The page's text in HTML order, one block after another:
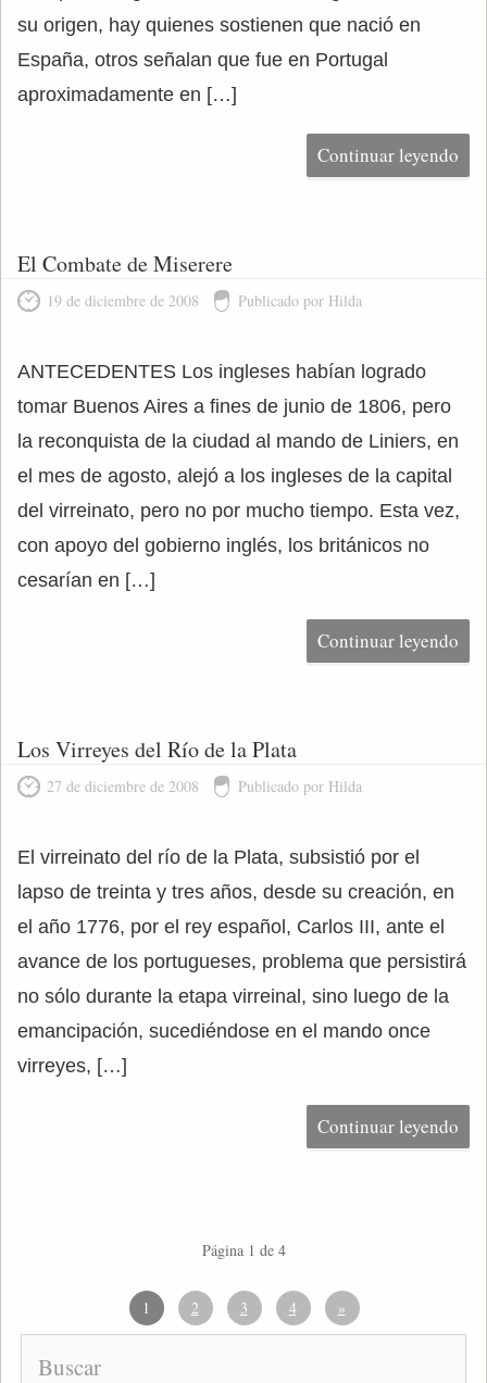
su origen, hay quienes sostienen que nació en
España, otros señalan que fue en Portugal
aproximadamente en […]
Continuar leyendo
El Combate de Miserere
19 de diciembre de 2008 Publicado por Hilda
ANTECEDENTES Los ingleses habían logrado
tomar Buenos Aires a fines de junio de 1806, pero
la reconquista de la ciudad al mando de Liniers, en
el mes de agosto, alejó a los ingleses de la capital
del virreinato, pero no por mucho tiempo. Esta vez,
con apoyo del gobierno inglés, los británicos no
cesarían en […]
Continuar leyendo
Los Virreyes del Río de la Plata
27 de diciembre de 2008 Publicado por Hilda
El virreinato del río de la Plata, subsistió por el
lapso de treinta y tres años, desde su creación, en
el año 1776, por el rey español, Carlos III, ante el
avance de los portugueses, problema que persistirá
no sólo durante la etapa virreinal, sino luego de la
emancipación, sucediéndose en el mando once
virreyes, […]
Continuar leyendo
Página 1 de 4
1 2 3 4 »
Buscar